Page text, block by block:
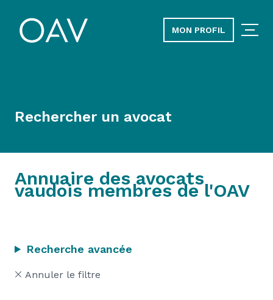
MON PROFIL
Rechercher un avocat
Annuaire des avocats
vaudois membres de l'OAV
Recherche avancée
Annuler le filtre